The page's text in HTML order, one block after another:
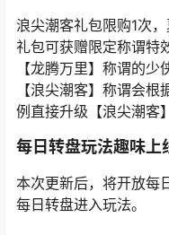
浪尖潮客礼包限购1次
礼包可获赠限定称谓特
【龙腾万里】称谓的少
【浪尖潮客】称谓会
例直接升级【浪尖潮客
每日转盘玩法趣味上
本次更新后，将开放每
每日转盘进入玩法。